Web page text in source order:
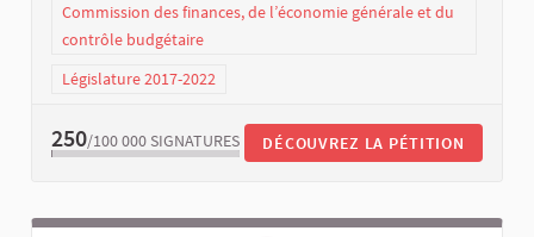
Commission des finances, de l’économie générale et du
contrôle budgétaire
Législature 2017-2022
250/100 000 SIGNATURES DÉCOUVREZ LA PÉTITION